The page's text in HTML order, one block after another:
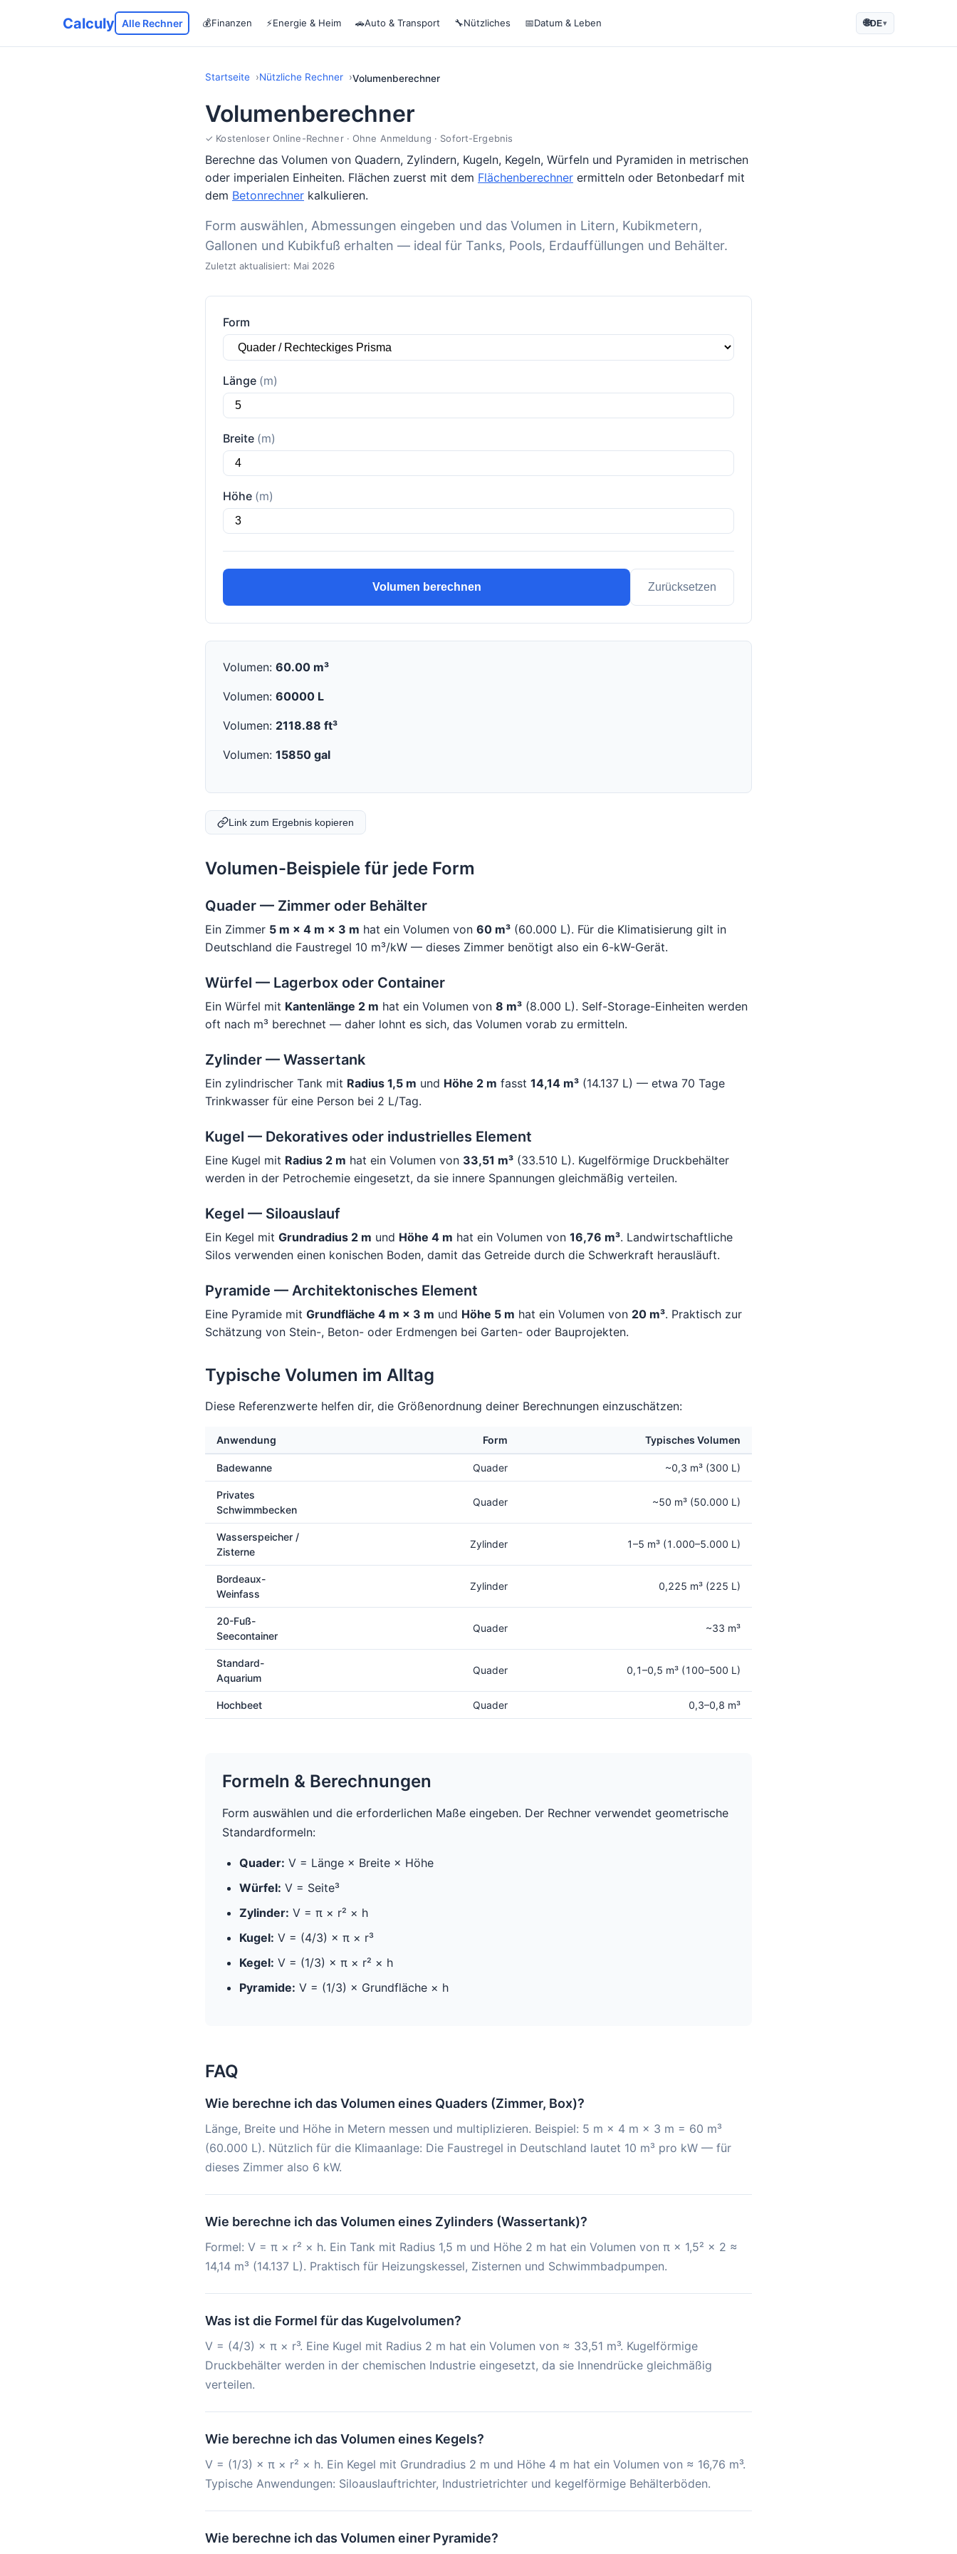
Calculy Alle Rechner 💰Finanzen ⚡Energie & Heim 🚗Auto & Transport 🔧Nützliches 📅Datum & Leben 🌐DE▾
Startseite Nützliche Rechner Volumenberechner
Volumenberechner
✓ Kostenloser Online-Rechner · Ohne Anmeldung · Sofort-Ergebnis
Berechne das Volumen von Quadern, Zylindern, Kugeln, Kegeln, Würfeln und Pyramiden in metrischen
oder imperialen Einheiten. Flächen zuerst mit dem Flächenberechner ermitteln oder Betonbedarf mit
dem Betonrechner kalkulieren.
Form auswählen, Abmessungen eingeben und das Volumen in Litern, Kubikmetern,
Gallonen und Kubikfuß erhalten — ideal für Tanks, Pools, Erdauffüllungen und Behälter.
Zuletzt aktualisiert: Mai 2026
Form
Länge (m)
Breite (m)
Höhe (m)
Volumen berechnen Zurücksetzen
Volumen: 60.00 m³
Volumen: 60000 L
Volumen: 2118.88 ft³
Volumen: 15850 gal
Link zum Ergebnis kopieren
Volumen-Beispiele für jede Form
Quader — Zimmer oder Behälter
Ein Zimmer 5 m × 4 m × 3 m hat ein Volumen von 60 m³ (60.000 L). Für die Klimatisierung gilt in
Deutschland die Faustregel 10 m³/kW — dieses Zimmer benötigt also ein 6-kW-Gerät.
Würfel — Lagerbox oder Container
Ein Würfel mit Kantenlänge 2 m hat ein Volumen von 8 m³ (8.000 L). Self-Storage-Einheiten werden
oft nach m³ berechnet — daher lohnt es sich, das Volumen vorab zu ermitteln.
Zylinder — Wassertank
Ein zylindrischer Tank mit Radius 1,5 m und Höhe 2 m fasst 14,14 m³ (14.137 L) — etwa 70 Tage
Trinkwasser für eine Person bei 2 L/Tag.
Kugel — Dekoratives oder industrielles Element
Eine Kugel mit Radius 2 m hat ein Volumen von 33,51 m³ (33.510 L). Kugelförmige Druckbehälter
werden in der Petrochemie eingesetzt, da sie innere Spannungen gleichmäßig verteilen.
Kegel — Siloauslauf
Ein Kegel mit Grundradius 2 m und Höhe 4 m hat ein Volumen von 16,76 m³. Landwirtschaftliche
Silos verwenden einen konischen Boden, damit das Getreide durch die Schwerkraft herausläuft.
Pyramide — Architektonisches Element
Eine Pyramide mit Grundfläche 4 m × 3 m und Höhe 5 m hat ein Volumen von 20 m³. Praktisch zur
Schätzung von Stein-, Beton- oder Erdmengen bei Garten- oder Bauprojekten.
Typische Volumen im Alltag
Diese Referenzwerte helfen dir, die Größenordnung deiner Berechnungen einzuschätzen:
Anwendung Form Typisches Volumen
Badewanne Quader ~0,3 m³ (300 L)
Privates
Schwimmbecken
Quader ~50 m³ (50.000 L)
Wasserspeicher /
Zisterne
Zylinder 1–5 m³ (1.000–5.000 L)
Bordeaux-
Weinfass
Zylinder 0,225 m³ (225 L)
20-Fuß-
Seecontainer
Quader ~33 m³
Standard-
Aquarium
Quader 0,1–0,5 m³ (100–500 L)
Hochbeet Quader 0,3–0,8 m³
Formeln & Berechnungen
Form auswählen und die erforderlichen Maße eingeben. Der Rechner verwendet geometrische
Standardformeln:
Quader: V = Länge × Breite × Höhe
Würfel: V = Seite³
Zylinder: V = π × r² × h
Kugel: V = (4/3) × π × r³
Kegel: V = (1/3) × π × r² × h
Pyramide: V = (1/3) × Grundfläche × h
FAQ
Wie berechne ich das Volumen eines Quaders (Zimmer, Box)?
Länge, Breite und Höhe in Metern messen und multiplizieren. Beispiel: 5 m × 4 m × 3 m = 60 m³
(60.000 L). Nützlich für die Klimaanlage: Die Faustregel in Deutschland lautet 10 m³ pro kW — für
dieses Zimmer also 6 kW.
Wie berechne ich das Volumen eines Zylinders (Wassertank)?
Formel: V = π × r² × h. Ein Tank mit Radius 1,5 m und Höhe 2 m hat ein Volumen von π × 1,5² × 2 ≈
14,14 m³ (14.137 L). Praktisch für Heizungskessel, Zisternen und Schwimmbadpumpen.
Was ist die Formel für das Kugelvolumen?
V = (4/3) × π × r³. Eine Kugel mit Radius 2 m hat ein Volumen von ≈ 33,51 m³. Kugelförmige
Druckbehälter werden in der chemischen Industrie eingesetzt, da sie Innendrücke gleichmäßig
verteilen.
Wie berechne ich das Volumen eines Kegels?
V = (1/3) × π × r² × h. Ein Kegel mit Grundradius 2 m und Höhe 4 m hat ein Volumen von ≈ 16,76 m³.
Typische Anwendungen: Siloauslauftrichter, Industrietrichter und kegelförmige Behälterböden.
Wie berechne ich das Volumen einer Pyramide?